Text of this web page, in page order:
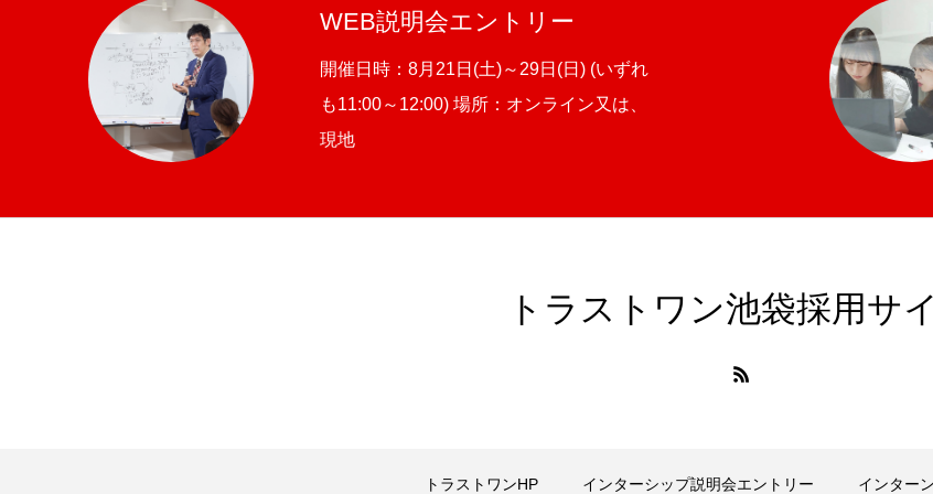
WEB説明会エントリー
開催日時：8月21日(土)～29日(日) (いずれ
も11:00～12:00) 場所：オンライン又は、
現地
トラストワン池袋採用サ
トラストワンHP インターシップ説明会エントリー インター